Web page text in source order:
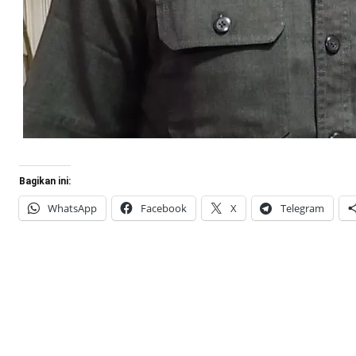
Bagikan ini:
WhatsApp Facebook X Telegram